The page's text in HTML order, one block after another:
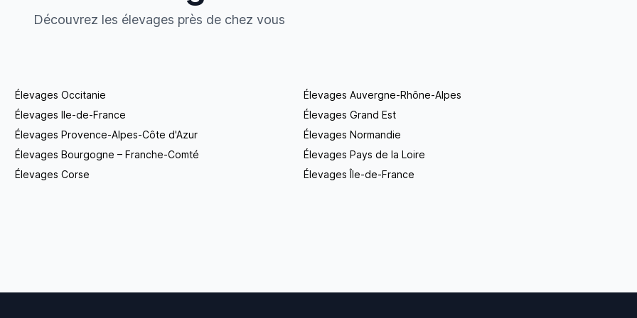
Découvrez les élevages près de chez vous
Élevages Occitanie
Élevages Auvergne-Rhône-Alpes
Élevages Ile-de-France
Élevages Grand Est
Élevages Provence-Alpes-Côte d'Azur
Élevages Normandie
Élevages Bourgogne – Franche-Comté
Élevages Pays de la Loire
Élevages Corse
Élevages Île-de-France